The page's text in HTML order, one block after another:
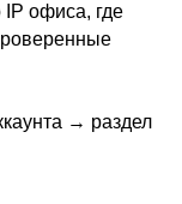
IP офиса, где
→ раздел